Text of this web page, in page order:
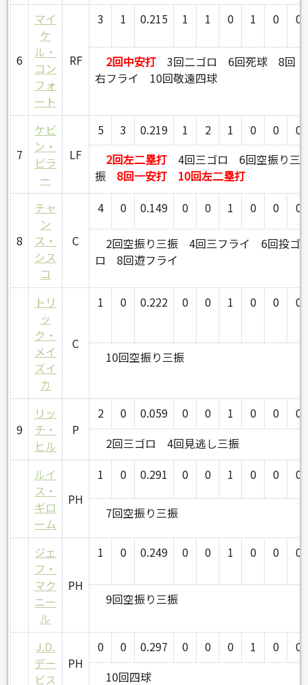
6
マイ
ケ
ル・
コン
フォ
ート
RF
3 1 0.215 1 1 0 1 0 0
2回中安打 3回二ゴロ 6回死球
8回
右フライ
10回敬遠四球
7
ケビ
ン・
ピラ
ー
LF
5 3 0.219 1 2 1 0 0
0
2回左二塁打
4回三ゴロ
6回空振り三
振
8回一安打 10回左二塁打
8
チャ
ン
ス・
シス
コ
C
4 0 0.149 0 0 1 0 0 0
2回空振り三振 4回三フライ
6回投ゴ
ロ
8回遊フライ
トリ
ッ
ク・
メイ
ズイ
カ
C
1 0 0.222 0 0 1 0 0 0
10回空振り三振
9
リッ
チ・
ヒル
P
2 0 0.059 0 0 1 0 0
0
2回三ゴロ
4回見逃し三振
ルイ
ス・
ギロ
ーム
PH
1 0 0.291 0 0 1 0 0 0
7回空振り三振
ジェ
フ・
マク
ニー
ル
PH
1 0 0.249 0 0 1 0 0 0
9回空振り三振
J.D.
デー
ビス
PH
0 0 0.297 0 0 0 1 0
0
10回四球